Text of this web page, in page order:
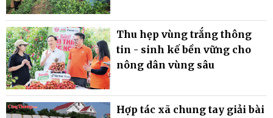
Thu hẹp vùng trắng thông
tin - sinh kế bền vững cho
nông dân vùng sâu
Hợp tác xã chung tay giải bài